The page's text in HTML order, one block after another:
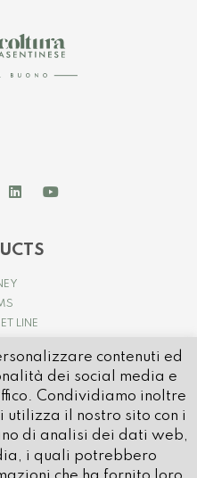
LINE
P.IVA e C.FISC. IT01032580514
contenuti ed
dei social media e
Condividiamo inoltre
utilizza il nostro sito con i
di analisi dei dati web,
i quali potrebbero